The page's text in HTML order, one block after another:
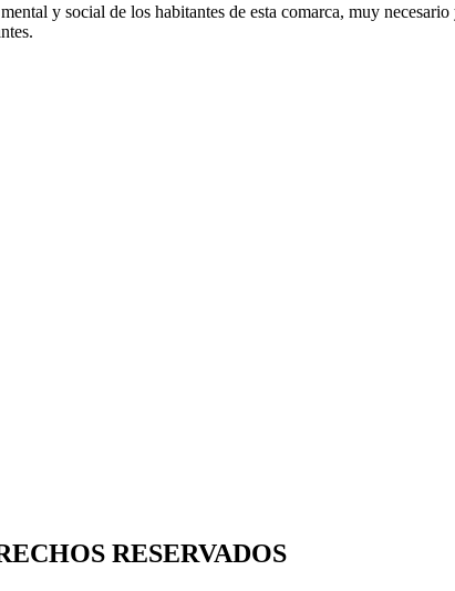
y social de los habitantes de esta comarca, muy
RESERVADOS